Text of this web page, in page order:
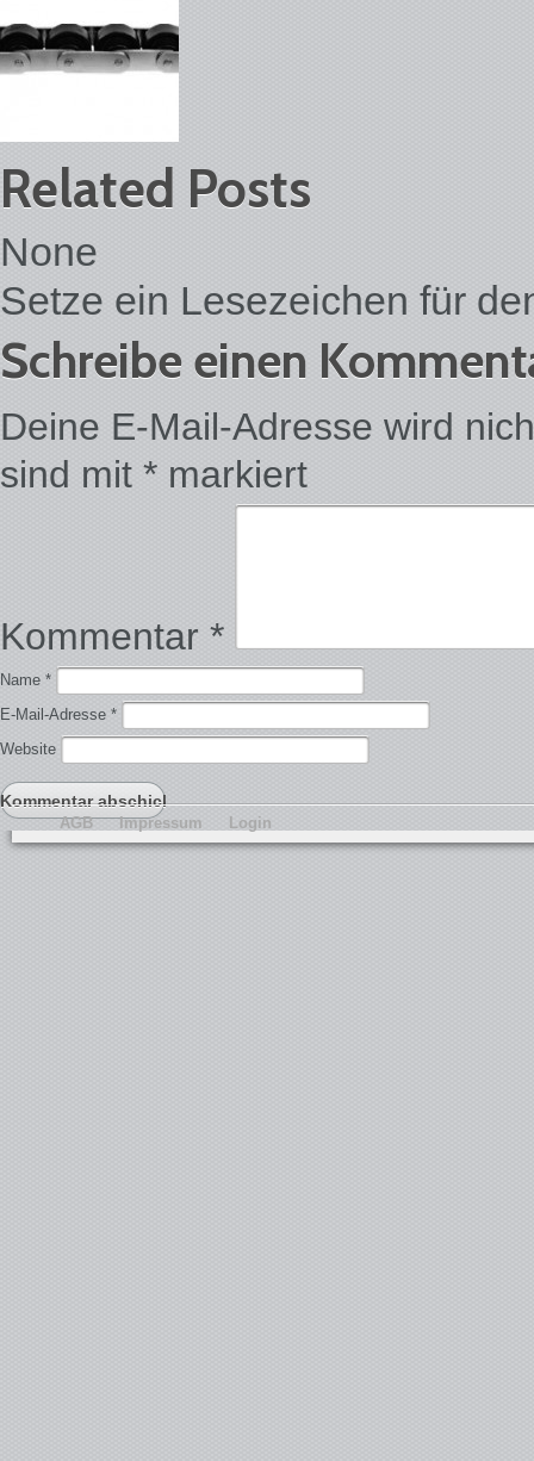
Related Posts
None
Setze ein Lesezeichen für
Schreibe einen
Deine E-Mail-Adresse wird
sind mit * markiert
Kommentar *
Name *
E-Mail-Adresse *
Website
AGB Impressum Login